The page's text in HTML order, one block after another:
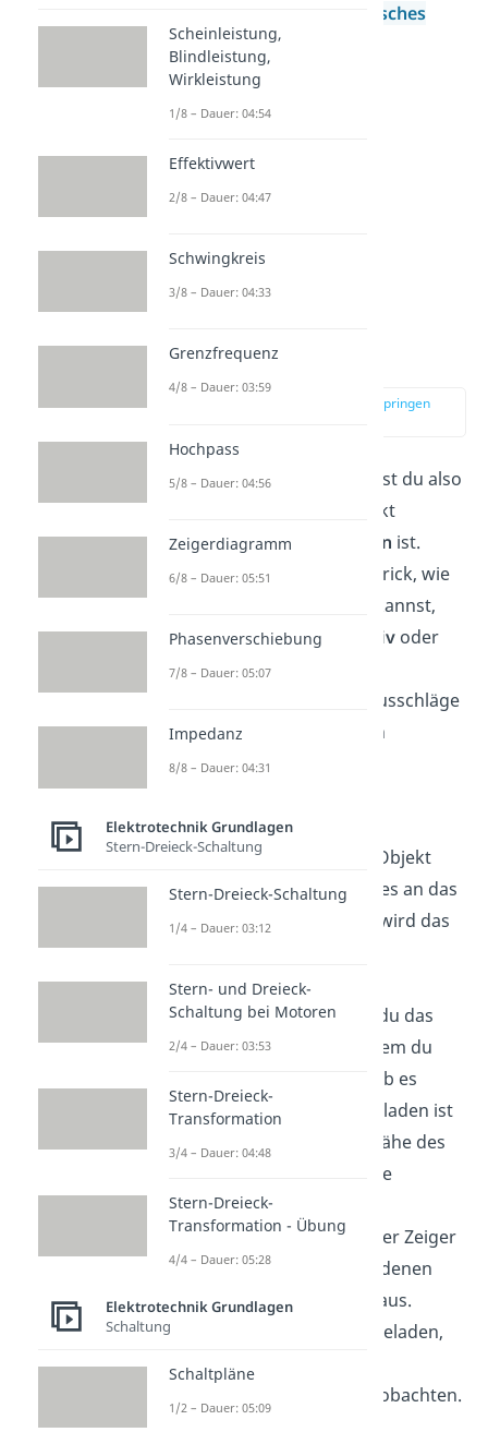
Coulombsches
Gesetz(die Kraft heißt
Coulombsche Kraft).
Vorzeichens
zur Stelle im Video springen
Mit dem Elektroskop kannst du also
herausfinden, ob ein Objekt
generellelektrisch geladen ist.
Dabei gibt es noch einen Trick, wie
du zusätzlich bestimmen kannst,
inwiefern ein Objekt
positivoder
negativgeladen ist. Dazu
vergleichst du die Zeigerausschläge
der beiden unterschiedlich
geladenen Objekte.
Zunächst lädst du ein Objekt
negativ auf und hältst es an das
Elektroskop. Dadurch wird das
aufgeladen.
Anschließend nimmst du das
geladene Objekt, bei dem du
feststellen möchtest, ob es
positiv oder negativ geladen ist
und bringst es in die Nähe des
Elektroskops. Durch die
negative Ladung des
Elektroskops schlägt der Zeiger
bei einem negativ geladenen
Objektziemlich stark
aus.
Ist das Objekt positiv geladen,
ist nur ein geringer
Zeigerausschlag zu beobachten.
Scheinleistung,
Blindleistung,
Wirkleistung
1/8 – Dauer: 04:54
Effektivwert
2/8 – Dauer: 04:47
Schwingkreis
3/8 – Dauer: 04:33
Grenzfrequenz
4/8 – Dauer: 03:59
Hochpass
5/8 – Dauer: 04:56
Zeigerdiagramm
6/8 – Dauer: 05:51
Phasenverschiebung
7/8 – Dauer: 05:07
Impedanz
8/8 – Dauer: 04:31
Elektrotechnik Grundlagen
Stern-Dreieck-Schaltung
Stern-Dreieck-Schaltung
1/4 – Dauer: 03:12
Stern- und Dreieck-
Schaltung bei Motoren
2/4 – Dauer: 03:53
Stern-Dreieck-
Transformation
3/4 – Dauer: 04:48
Stern-Dreieck-
Transformation - Übung
4/4 – Dauer: 05:28
Elektrotechnik Grundlagen
Schaltung
Schaltpläne
1/2 – Dauer: 05:09